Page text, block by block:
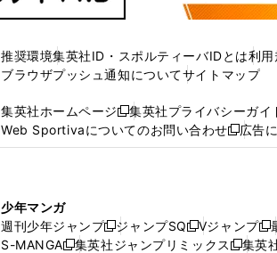
推奨環境集英社ID・スポルティーバIDとは利用
ブラウザプッシュ通知についてサイトマップ
集英社ホームページ
新
し
い
ド
ウ
集英社プライバシーガイ
Web Sportivaについてのお問い合わせ
新
し
ン
ド
広告
少年マンガ
週刊少年ジャンプ
新
し
ジャンプSQ
新
し
Vジャンプ
新
し
S-MANGA
新 集英社ジャンプリミックス
新 集英